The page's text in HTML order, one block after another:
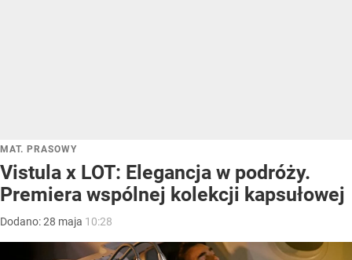
MAT. PRASOWY
Vistula x LOT: Elegancja w podróży.
Premiera wspólnej kolekcji kapsułowej
Dodano:28 maja 10:28